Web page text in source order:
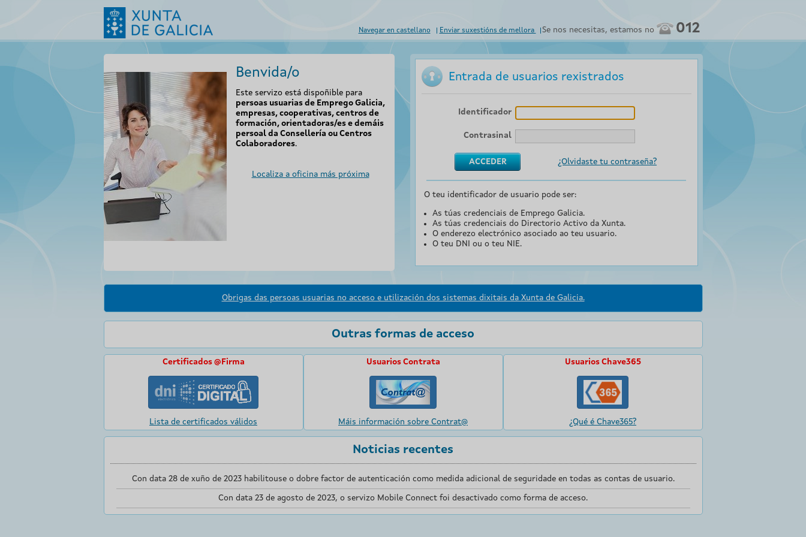
Navegar en castellano Enviar suxestións de mellora Se nos necesitas, estamos no 012
Benvida/o
Este servizo está dispoñible para
persoas usuarias de Emprego Galicia,
empresas, cooperativas, centros de
formación, orientadoras/es e demáis
persoal da Consellería ou Centros
Colaboradores.
Localiza a oficina más próxima
Entrada de usuarios rexistrados
Identificador
Contrasinal
¿Olvidaste tu contraseña?
O teu identificador de usuario pode ser:
As túas credenciais de Emprego Galicia.
As túas credenciais do Directorio Activo da Xunta.
O enderezo electrónico asociado ao teu usuario.
O teu DNI ou o teu NIE.
Obrigas das persoas usuarias no acceso e utilización dos sistemas dixitais da Xunta de Galicia.
Outras formas de acceso
Certificados @Firma
Lista de certificados válidos
Usuarios Contrata
Máis información sobre Contrat@
Usuarios Chave365
¿Qué é Chave365?
Noticias recentes
Con data 28 de xuño de 2023 habilitouse o dobre factor de autenticación como medida adicional de seguridade en todas as contas de usuario.
Con data 23 de agosto de 2023, o servizo Mobile Connect foi desactivado como forma de acceso.